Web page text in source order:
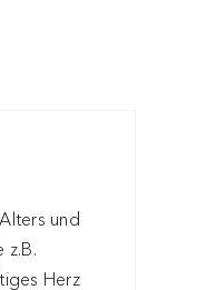
und
z.B.
Herz